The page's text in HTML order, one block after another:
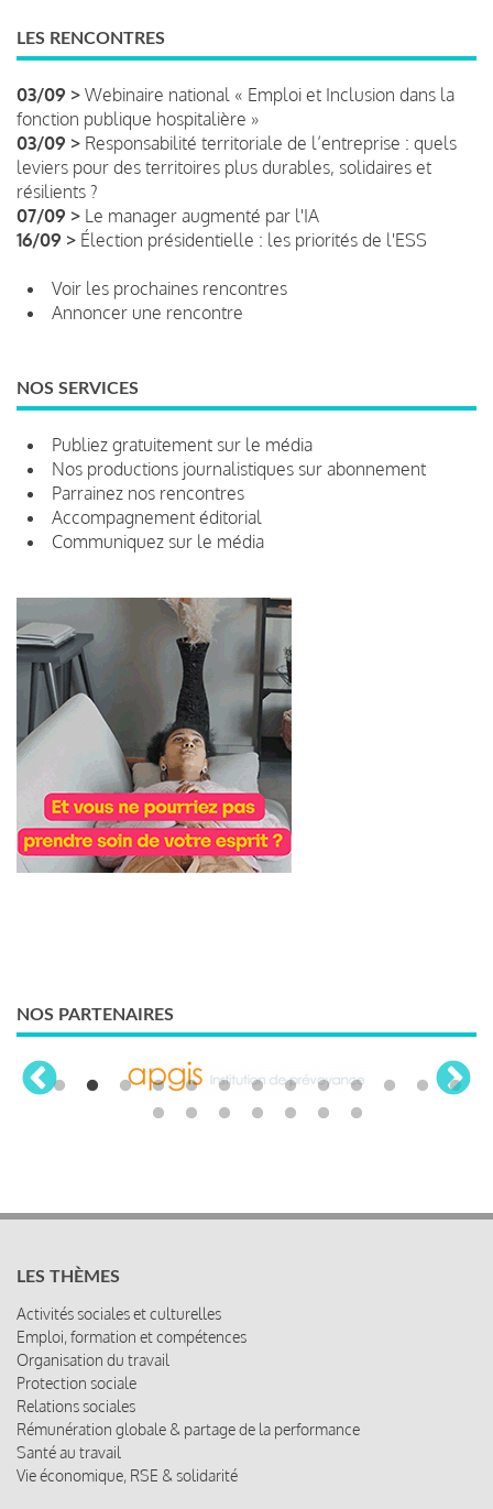
LES RENCONTRES
03/09 > Webinaire national « Emploi et Inclusion dans la
fonction publique hospitalière »
03/09 > Responsabilité territoriale de l’entreprise : quels
leviers pour des territoires plus durables, solidaires et
résilients ?
07/09 > Le manager augmenté par l'IA
16/09 > Élection présidentielle : les priorités de l'ESS
Voir les prochaines rencontres
Annoncer une rencontre
NOS SERVICES
Publiez gratuitement sur le média
Nos productions journalistiques sur abonnement
Parrainez nos rencontres
Accompagnement éditorial
Communiquez sur le média
NOS PARTENAIRES
LES THÈMES
Activités sociales et culturelles
Emploi, formation et compétences
Organisation du travail
Protection sociale
Relations sociales
Rémunération globale & partage de la performance
Santé au travail
Vie économique, RSE & solidarité